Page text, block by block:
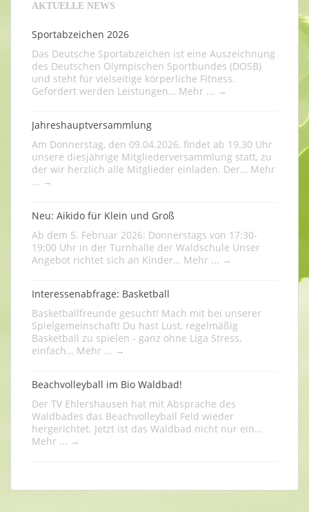
AKTUELLE NEWS
Sportabzeichen 2026
Das Deutsche Sportabzeichen ist eine Auszeichnung
des Deutschen Olympischen Sportbundes (DOSB)
und steht für vielseitige körperliche Fitness.
Gefordert werden Leistungen… Mehr ... →
Jahreshauptversammlung
Am Donnerstag, den 09.04.2026, findet ab 19.30 Uhr
unsere diesjährige Mitgliederversammlung statt, zu
der wir herzlich alle Mitglieder einladen. Der… Mehr
... →
Neu: Aikido für Klein und Groß
Ab dem 5. Februar 2026: Donnerstags von 17:30-
19:00 Uhr in der Turnhalle der Waldschule Unser
Angebot richtet sich an Kinder… Mehr ... →
Interessenabfrage: Basketball
Basketballfreunde gesucht! Mach mit bei unserer
Spielgemeinschaft! Du hast Lust, regelmäßig
Basketball zu spielen - ganz ohne Liga Stress,
einfach… Mehr ... →
Beachvolleyball im Bio Waldbad!
Der TV Ehlershausen hat mit Absprache des
Waldbades das Beachvolleyball Feld wieder
hergerichtet. Jetzt ist das Waldbad nicht nur ein…
Mehr ... →